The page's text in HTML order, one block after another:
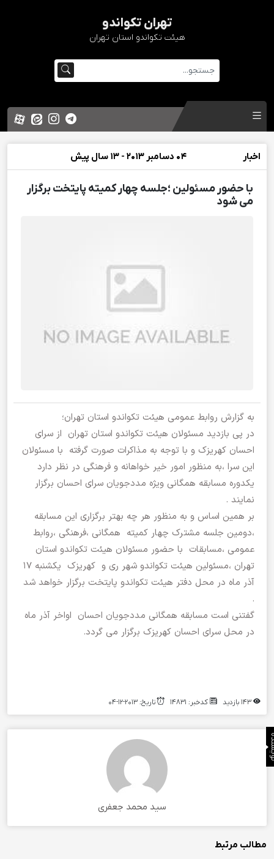
تهران تکواندو
هیئت تکواندو استان تهران
اخبار 04 دسامبر 2013 - 13 سال پیش
با حضور مسئولین ؛جلسه چهار کمیته پایتخت برگزار
می شود
به گزارش روابط عمومی هیئت تکواندو استان تهران؛
در پی بازدید مسئولان هیئت تکواندو استان تهران از سرای
احسان کهریزک و با توجه به مذاکرات صورت گرفته با مسئولان
این سرا ،به منظور امور خیر خواهانه و فرهنگی در نظر دارد
یکدوره مسابقه همگانی ویژه مددجویان سرای احسان برگزار
نمایند .
بر همین اساس و به منظور هر چه بهتر برگزاری این مسابقه
،دومین جلسه مشترک چهار کمیته همگانی ،فرهنگی ،روابط
عمومی ،مسابقات با حضور مسئولان هیئت تکواندو استان
تهران ،مسئولین هیئت تکواندو شهر ری و کهریزک یکشنبه ۱۷
آذر ماه در محل دفتر هیئت تکواندو پایتخت برگزار خواهد شد
.
گفتنی است مسابقه همگانی مددجویان احسان اواخر آذر ماه
در محل سرای احسان کهریزک برگزار می گردد.
کدخبر: 14831 تاریخ: 2013-12-04
سید محمد جعفری
مطالب مرتبط